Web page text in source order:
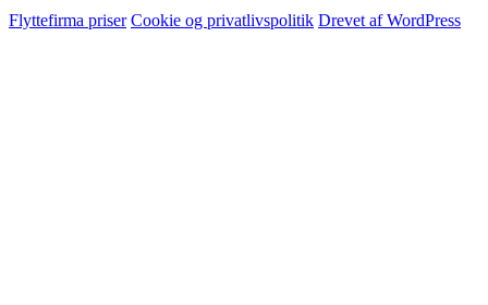
Flyttefirma priser Cookie og privatlivspolitik Drevet af WordPress